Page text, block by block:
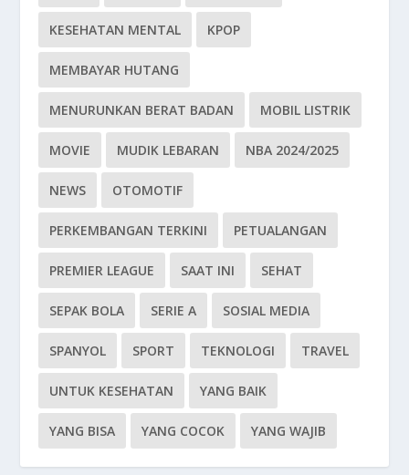
KESEHATAN MENTAL KPOP
MEMBAYAR HUTANG
MENURUNKAN BERAT BADAN MOBIL LISTRIK
MOVIE MUDIK LEBARAN NBA 2024/2025
NEWS OTOMOTIF
PERKEMBANGAN TERKINI PETUALANGAN
PREMIER LEAGUE SAAT INI SEHAT
SEPAK BOLA SERIE A SOSIAL MEDIA
SPANYOL SPORT TEKNOLOGI TRAVEL
UNTUK KESEHATAN YANG BAIK
YANG BISA YANG COCOK YANG WAJIB